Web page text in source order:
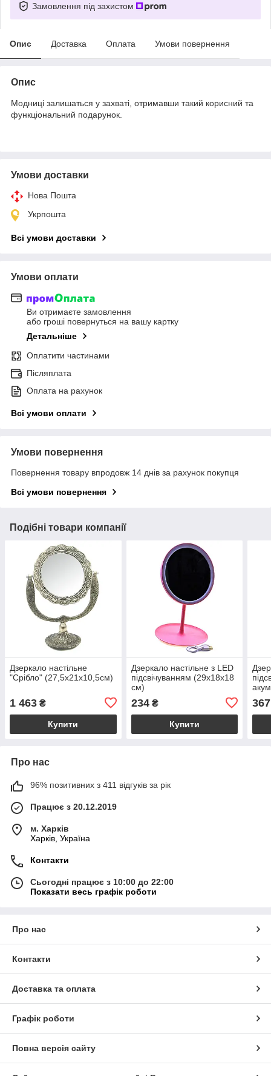
Замовлення під захистом
Опис Доставка Оплата Умови повернення
Опис
Модниці залишаться у захваті, отримавши такий корисний та
функціональний подарунок.
Умови доставки
Нова Пошта
Укрпошта
Всі умови доставки
Умови оплати
Ви отримаєте замовлення
або гроші повернуться на вашу картку
Детальніше
Оплатити частинами
Післяплата
Оплата на рахунок
Всі умови оплати
Умови повернення
Повернення товару впродовж 14 днів за рахунок покупця
Всі умови повернення
Подібні товари компанії
Дзеркало настільне
"Срібло" (27,5х21х10,5см)
1 463 ₴
Купити
Дзеркало настільне з LED
підсвічуванням (29х18х18
см)
234₴
Купити
367
Про нас
96% позитивних з 411 відгуків за рік
Працює з 20.12.2019
м. Харків
Харків, Україна
Контакти
Сьогодні працює з 10:00 до 22:00
Показати весь графік роботи
Про нас
Контакти
Доставка та оплата
Графік роботи
Повна версія сайту